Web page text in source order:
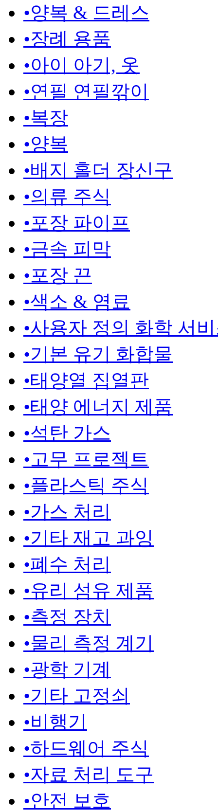
•양복 & 드레스
•장례 용품
•아이 아기, 옷
•연필 연필깎이
•복장
•양복
•배지 홀더 장신구
•의류 주식
•포장 파이프
•금속 피막
•포장 끈
•색소 & 염료
•사용자 정의 화학 서
•기본 유기 화합물
•태양열 집열판
•태양 에너지 제품
•석탄 가스
•고무 프로젝트
•플라스틱 주식
•가스 처리
•기타 재고 과잉
•폐수 처리
•유리 섬유 제품
•측정 장치
•물리 측정 계기
•광학 기계
•기타 고정쇠
•비행기
•하드웨어 주식
•자료 처리 도구
•안전 보호